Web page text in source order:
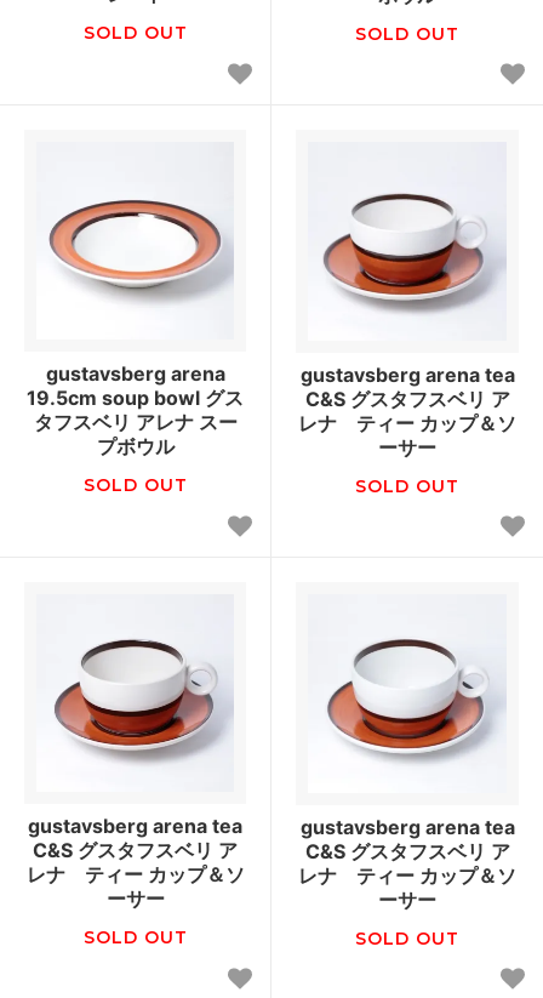
SOLD OUT SOLD OUT
gustavsberg arena
19.5cm soup bowl グス
タフスベリ アレナ スー
プボウル
SOLD OUT
gustavsberg arena tea
C&S グスタフスベリ ア
レナ ティー カップ＆ソ
ーサー
SOLD OUT
gustavsberg arena tea
C&S グスタフスベリ ア
レナ ティー カップ＆ソ
ーサー
SOLD OUT
gustavsberg arena tea
C&S グスタフスベリ ア
レナ ティー カップ＆ソ
ーサー
SOLD OUT